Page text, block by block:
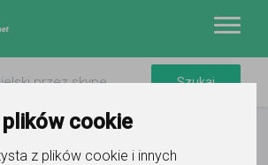
cookie
z plików cookie i innych